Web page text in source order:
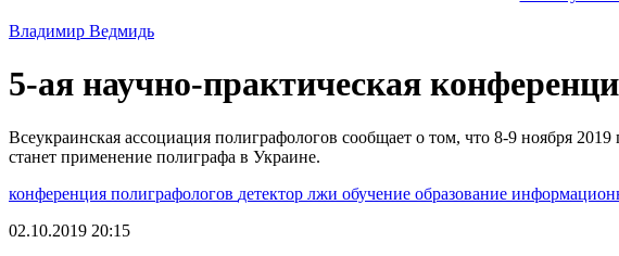
Владимир Ведмидь
5-ая научно-практическая
Всеукраинская ассоциация полиграфологов сообщает о том, что 8-9 ноября
станет применение полиграфа в Украине.
конференция полиграфологов детектор лжи обучение образование
02.10.2019 20:15